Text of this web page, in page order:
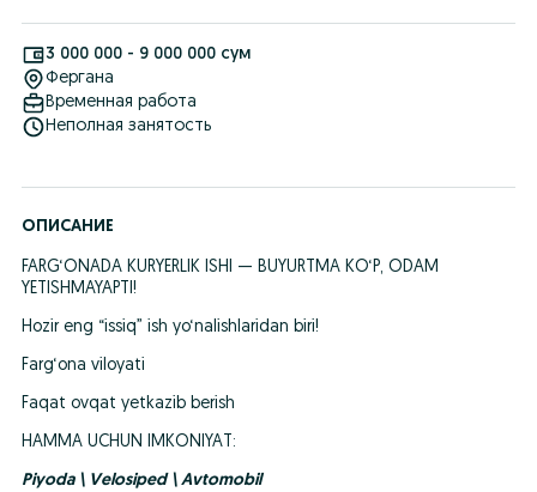
3 000 000 - 9 000 000 сум
Фергана
Временная работа
Неполная занятость
ОПИСАНИЕ
FARG‘ONADA KURYERLIK ISHI — BUYURTMA KO‘P, ODAM
YETISHMAYAPTI!
Hozir eng “issiq” ish yo‘nalishlaridan biri!
Farg‘ona viloyati
Faqat ovqat yetkazib berish
HAMMA UCHUN IMKONIYAT:
Piyoda \ Velosiped \ Avtomobil